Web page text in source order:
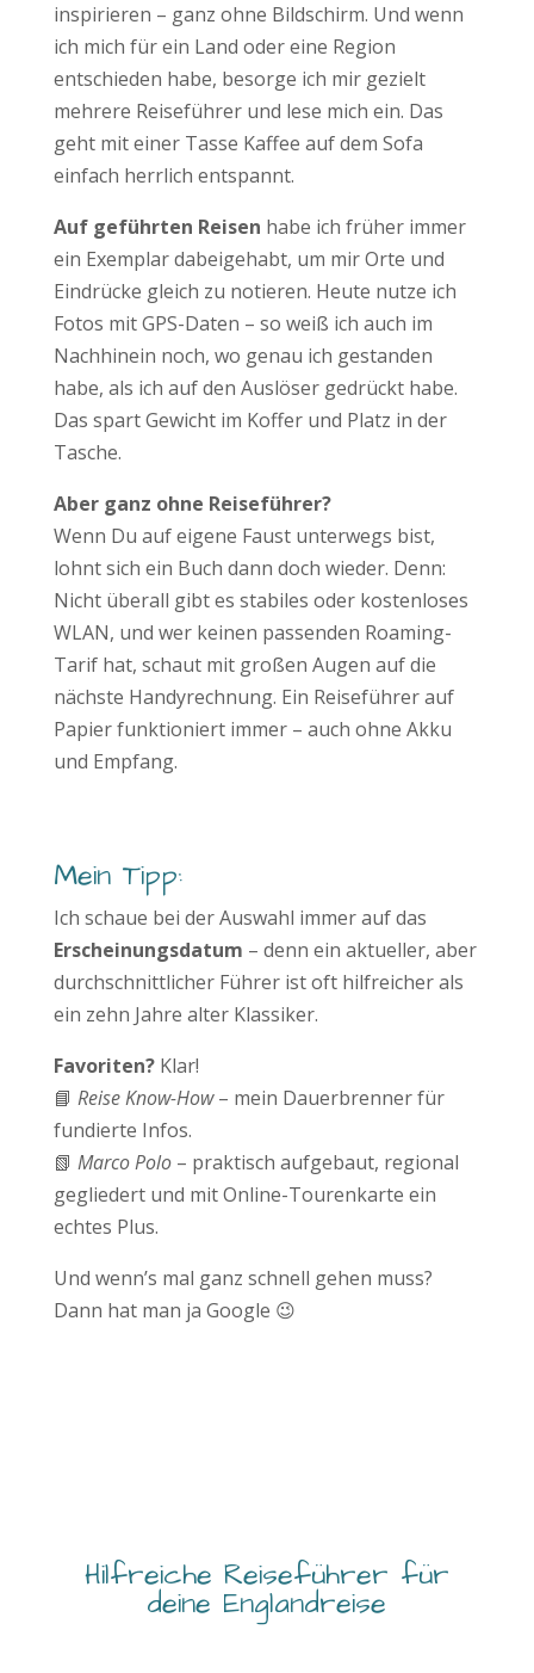
inspirieren – ganz ohne Bildschirm. Und wenn
ich mich für ein Land oder eine Region
entschieden habe, besorge ich mir gezielt
mehrere Reiseführer und lese mich ein. Das
geht mit einer Tasse Kaffee auf dem Sofa
einfach herrlich entspannt.
Auf geführten Reisen habe ich früher immer
ein Exemplar dabeigehabt, um mir Orte und
Eindrücke gleich zu notieren. Heute nutze ich
Fotos mit GPS-Daten – so weiß ich auch im
Nachhinein noch, wo genau ich gestanden
habe, als ich auf den Auslöser gedrückt habe.
Das spart Gewicht im Koffer und Platz in der
Tasche.
Aber ganz ohne Reiseführer?
Wenn Du auf eigene Faust unterwegs bist,
lohnt sich ein Buch dann doch wieder. Denn:
Nicht überall gibt es stabiles oder kostenloses
WLAN, und wer keinen passenden Roaming-
Tarif hat, schaut mit großen Augen auf die
nächste Handyrechnung. Ein Reiseführer auf
Papier funktioniert immer – auch ohne Akku
und Empfang.
Mein Tipp:
Ich schaue bei der Auswahl immer auf das
Erscheinungsdatum – denn ein aktueller, aber
durchschnittlicher Führer ist oft hilfreicher als
ein zehn Jahre alter Klassiker.
Favoriten?Klar!
📘 Reise Know-How– mein Dauerbrenner für
fundierte Infos.
📗 Marco Polo– praktisch aufgebaut, regional
gegliedert und mit Online-Tourenkarte ein
echtes Plus.
Und wenn’s mal ganz schnell gehen muss?
Dann hat man ja Google 😉
Hilfreiche Reiseführer für
deine Englandreise